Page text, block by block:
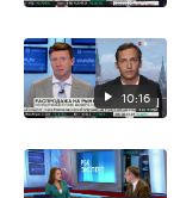
10:16